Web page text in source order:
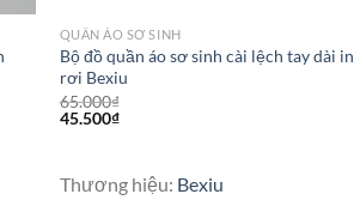
QUẦN ÁO SƠ SINH
Bộ đồ quần áo sơ sinh cài lệch tay dài in
rơi Bexiu
65.000₫
45.500₫
Thương hiệu: Bexiu